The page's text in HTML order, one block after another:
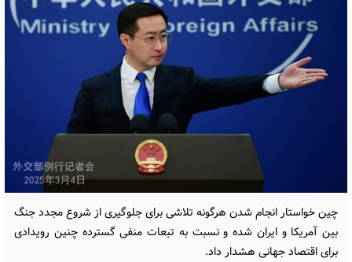
چین خواستار انجام شدن هرگونه تلاشی برای جلوگیری از شروع مجدد جنگ
بین آمریکا و ایران شده و نسبت به تبعات منفی گسترده چنین رویدادی
برای اقتصاد جهانی هشدار داد.